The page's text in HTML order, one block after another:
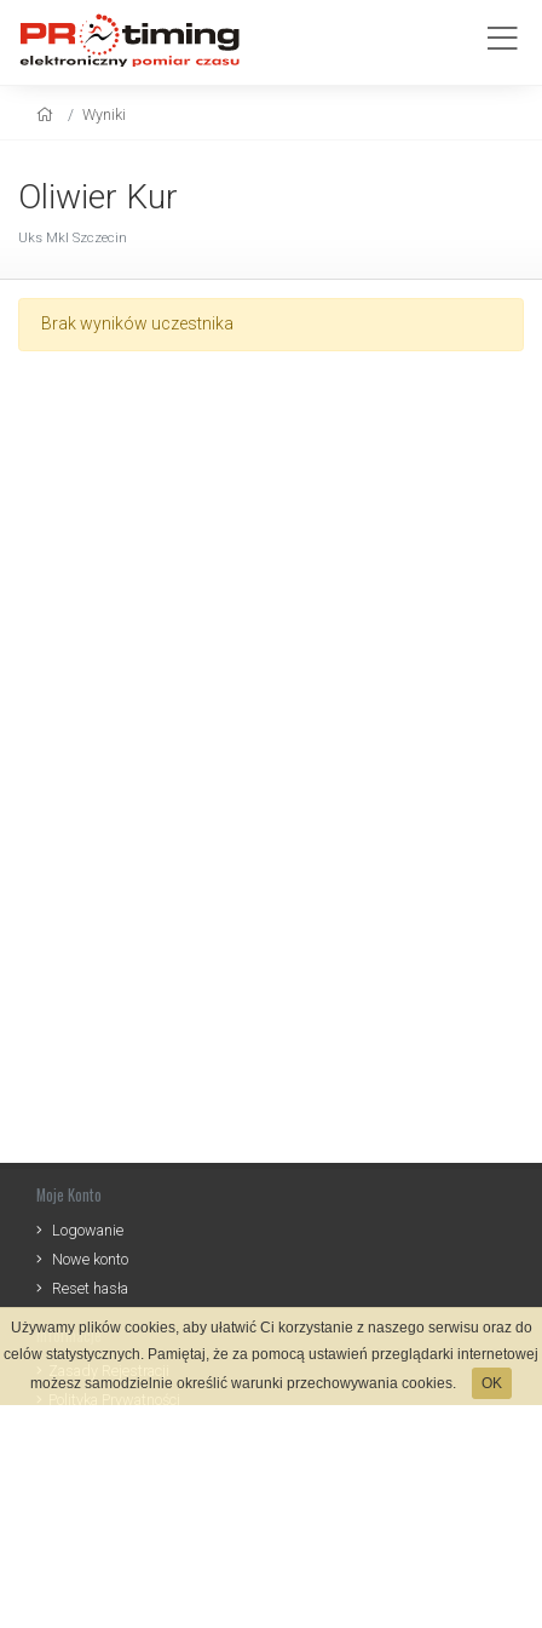
Wyniki
Oliwier Kur
Uks Mkl Szczecin
Brak wyników uczestnika
Moje Konto
Logowanie
Nowe konto
Reset hasła
Informacje
Używamy plików cookies, aby ułatwić Ci korzystanie z naszego serwisu oraz do
celów statystycznych. Pamiętaj, że za pomocą ustawień przeglądarki internetowej
możesz samodzielnie określić warunki przechowywania cookies.
OK